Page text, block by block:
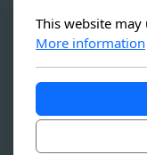
Copyright, tous
This website may
More information